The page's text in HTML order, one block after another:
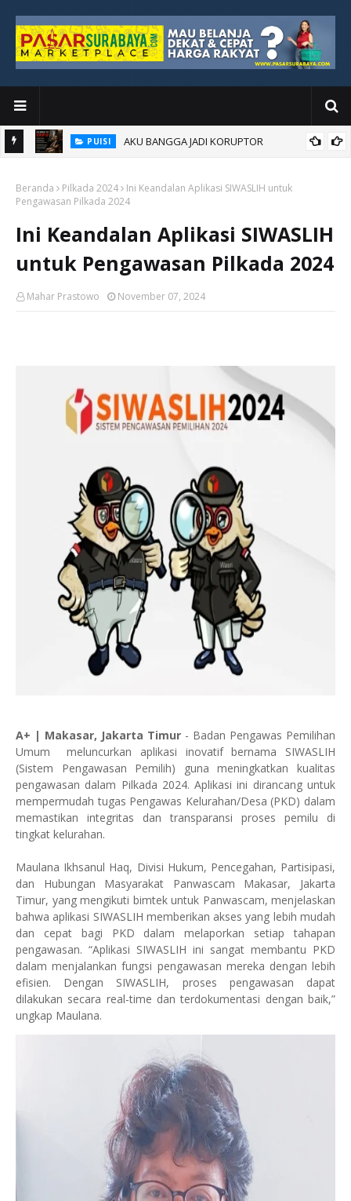
AKU BANGGA JADI KORUPTOR
Beranda Pilkada 2024
Ini Keandalan Aplikasi SIWASLIH untuk
Pengawasan Pilkada 2024
Ini Keandalan Aplikasi SIWASLIH
untuk Pengawasan Pilkada 2024
Mahar Prastowo November 07, 2024
A+ | Makasar, Jakarta Timur - Badan Pengawas Pemilihan
Umum meluncurkan aplikasi inovatif bernama SIWASLIH
(Sistem Pengawasan Pemilih) guna meningkatkan kualitas
pengawasan dalam Pilkada 2024. Aplikasi ini dirancang untuk
mempermudah tugas Pengawas Kelurahan/Desa (PKD) dalam
memastikan integritas dan transparansi proses pemilu di
tingkat kelurahan.
Maulana Ikhsanul Haq, Divisi Hukum, Pencegahan, Partisipasi,
dan Hubungan Masyarakat Panwascam Makasar, Jakarta
Timur, yang mengikuti bimtek untuk Panwascam, menjelaskan
bahwa aplikasi SIWASLIH memberikan akses yang lebih mudah
dan cepat bagi PKD dalam melaporkan setiap tahapan
pengawasan. “Aplikasi SIWASLIH ini sangat membantu PKD
dalam menjalankan fungsi pengawasan mereka dengan lebih
efisien. Dengan SIWASLIH, proses pengawasan dapat
dilakukan secara real-time dan terdokumentasi dengan baik,”
ungkap Maulana.